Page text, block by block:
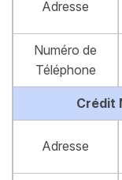
Adresse
Numéro de
Téléphone
Crédit
Adresse